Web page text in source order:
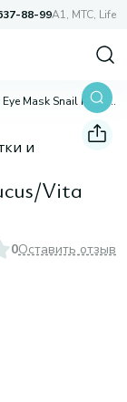
88-99A1, МТС, Life
Elasticity Eye Mask Snail Mucus/Vita Complex
и
Vita
0Оставить отзыв